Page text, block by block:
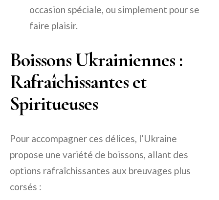
occasion spéciale, ou simplement pour se
faire plaisir.
Boissons Ukrainiennes :
Rafraîchissantes et
Spiritueuses
Pour accompagner ces délices, l’Ukraine
propose une variété de boissons, allant des
options rafraîchissantes aux breuvages plus
corsés :